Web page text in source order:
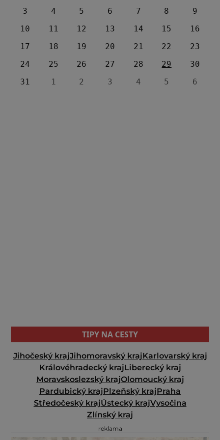
3
4 5 6 7 8
9
10
11 12 13 14 15
16
17
18 19 20 21 22
23
24
25 26 27 28 29
30
31
1 2 3 4 5 6
TIPY NA CESTY
Jihočeský krajJihomoravský krajKarlovarský kraj
Královéhradecký krajLiberecký kraj
Moravskoslezský krajOlomoucký kraj
Pardubický krajPlzeňský krajPraha
Středočeský krajÚstecký krajVysočina
Zlínský kraj
reklama